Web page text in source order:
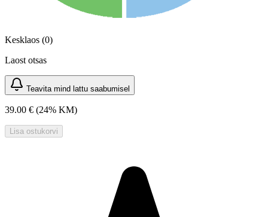
Kesklaos (0)
Laost otsas
Teavita mind lattu saabumisel
39.00 € (24% KM)
Lisa ostukorvi